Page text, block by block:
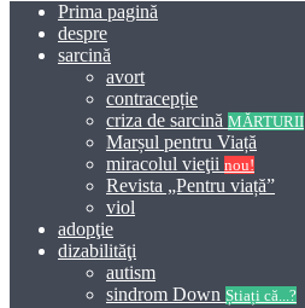
Prima pagină
despre
sarcină
avort
contracepție
criza de sarcină MĂRTURII
Marșul pentru Viață
miracolul vieţii nou!
Revista „Pentru viață”
viol
adopţie
dizabilităţi
autism
sindrom Down Știați că...?